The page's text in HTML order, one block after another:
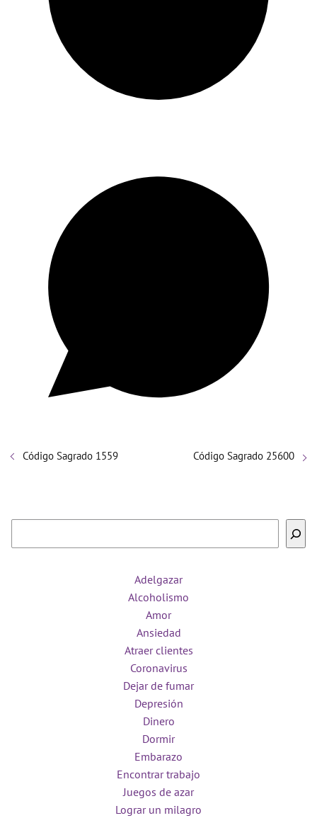
Código Sagrado 1559 Código Sagrado 25600
Adelgazar
Alcoholismo
Amor
Ansiedad
Atraer clientes
Coronavirus
Dejar de fumar
Depresión
Dinero
Dormir
Embarazo
Encontrar trabajo
Juegos de azar
Lograr un milagro